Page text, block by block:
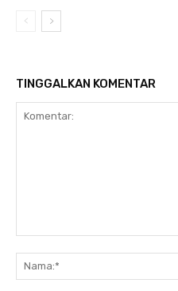
TINGGALKAN KOMENTAR